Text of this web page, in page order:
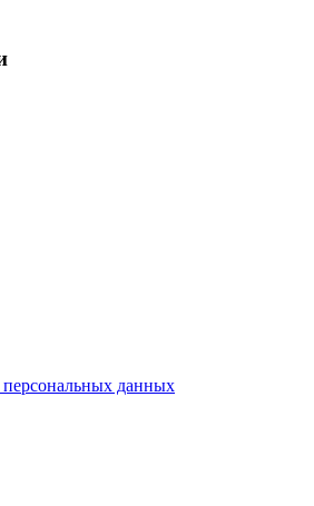
персональных данных